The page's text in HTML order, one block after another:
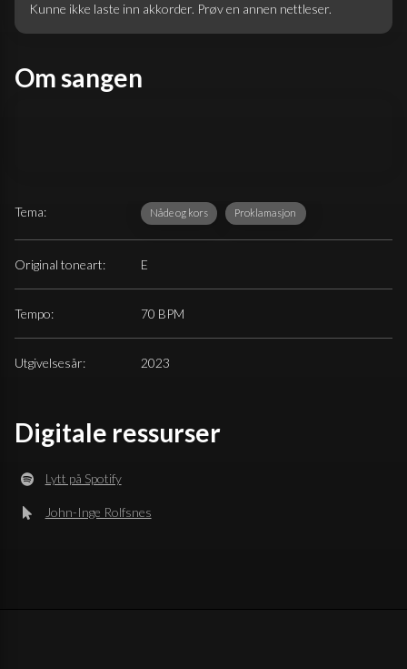
Kunne ikke laste inn akkorder. Prøv en annen nettleser.
Om sangen
Tema: Nåde og kors Proklamasjon
Original toneart: E
Tempo: 70 BPM
Utgivelsesår: 2023
Digitale ressurser
Lytt på Spotify
John-Inge Rolfsnes